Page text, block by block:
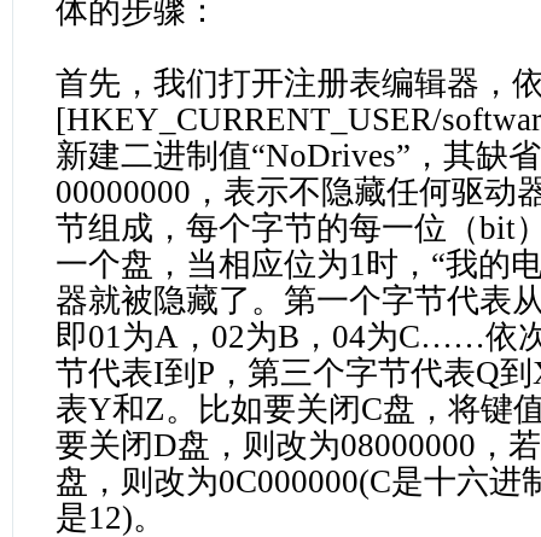
体的步骤：
首先，我们打开注册表编辑器，
[HKEY_CURRENT_USER/
新建二进制值“NoDrives”，其缺
00000000，表示不隐藏任何驱动
节组成，每个字节的每一位（bit
一个盘，当相应位为1时，“我的
器就被隐藏了。第一个字节代表
即01为A，02为B，04为C……依
节代表I到P，第三个字节代表Q
表Y和Z。比如要关闭C盘，将键
要关闭D盘，则改为08000000，
盘，则改为0C000000(C是十六进
是12)。